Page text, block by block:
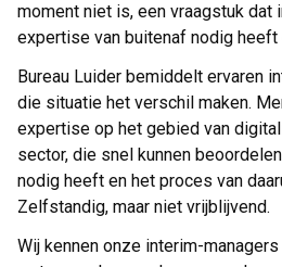
moment niet is, een vraagstuk dat
expertise van buitenaf nodig heeft
Bureau Luider bemiddelt ervaren
die situatie het verschil maken.
expertise op het gebied van
sector, die snel kunnen
nodig heeft en het proces van
Zelfstandig, maar niet vrijblijvend.
Wij kennen onze interim-